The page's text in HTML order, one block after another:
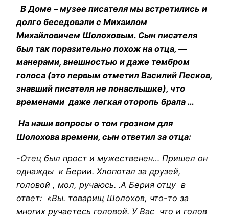
В Доме – музее писателя мы встретились и
долго беседовали с Михаилом
Михайловичем Шолоховым. Сын писателя
был так поразительно похож на отца, —
манерами, внешностью и даже тембром
голоса (это первым отметил Василий Песков,
знавший писателя не понаслышке), что
временами даже легкая оторопь брала …
На наши вопросы о том грозном для
Шолохова времени, сын ответил за отца:
-Отец был прост и мужественен… Пришел он
однажды к Берии. Хлопотал за друзей,
головой , мол, ручаюсь. .А Берия отцу в
ответ: «Вы. товарищ Шолохов, что-то за
многих ручаетесь головой. У Вас что и голов